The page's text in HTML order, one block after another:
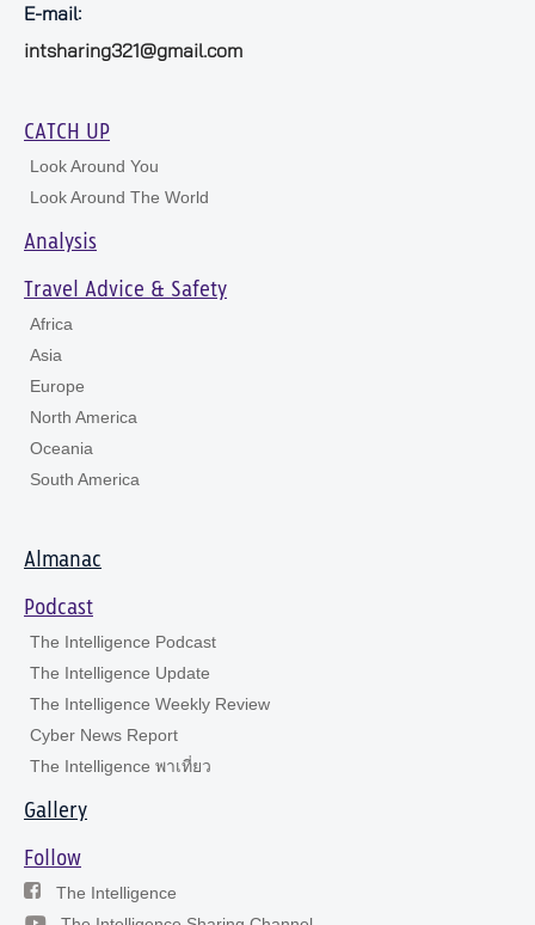
E-mail:
intsharing321@gmail.com
CATCH UP
Look Around You
Look Around The World
Analysis
Travel Advice & Safety
Africa
Asia
Europe
North America
Oceania
South America
Almanac
Podcast
The Intelligence Podcast
The Intelligence Update
The Intelligence Weekly Review
Cyber News Report
The Intelligence พาเที่ยว
Gallery
Follow
The Intelligence